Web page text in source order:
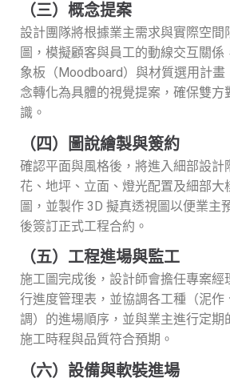
（三）概念提案
設計團隊將根據業主需求與實際空間
圖，模擬顧客與員工的動線交互關係
象板（Moodboard）與材質選用計
念轉化為具體的視覺提案，確保雙方
識。
（四）圖說繪製與簽約
確認平面與風格後，將進入細部設計
花、地坪、立面、燈光配置及細部大
圖，並製作 3D 擬真透視圖以便業主
後簽訂正式工程合約。
（五）工程進場與監工
施工圖完成後，設計師會擔任專案經
行進度管理表，並協調各工種（泥作
調）的進場順序，並與業主進行定期
施工時程與品質符合預期。
（六）設備與軟裝進場